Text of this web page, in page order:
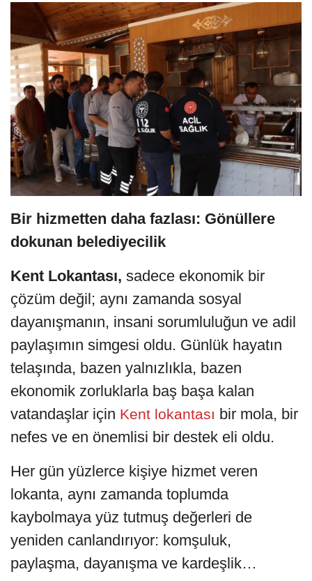
Bir hizmetten daha fazlası: Gönüllere
dokunan belediyecilik
Kent Lokantası, sadece ekonomik bir
çözüm değil; aynı zamanda sosyal
dayanışmanın, insani sorumluluğun ve adil
paylaşımın simgesi oldu. Günlük hayatın
telaşında, bazen yalnızlıkla, bazen
ekonomik zorluklarla baş başa kalan
vatandaşlar için Kent lokantası bir mola, bir
nefes ve en önemlisi bir destek eli oldu.
Her gün yüzlerce kişiye hizmet veren
lokanta, aynı zamanda toplumda
kaybolmaya yüz tutmuş değerleri de
yeniden canlandırıyor: komşuluk,
paylaşma, dayanışma ve kardeşlik…